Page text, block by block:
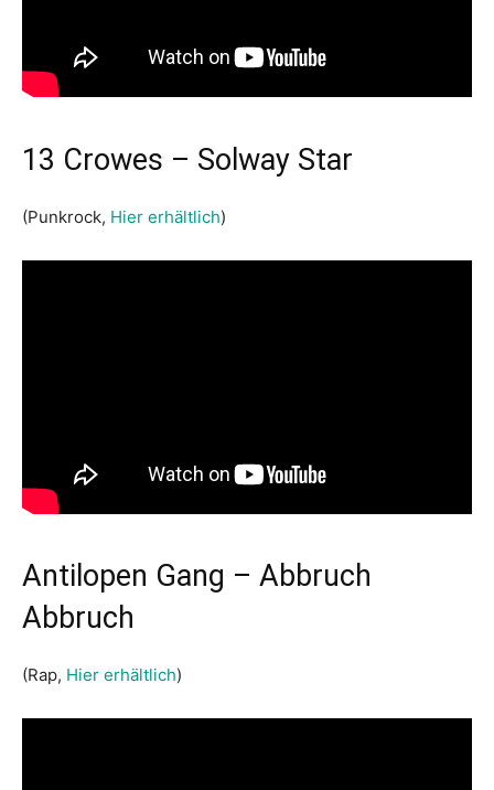
13 Crowes – Solway Star
(Punkrock, Hier erhältlich)
Antilopen Gang – Abbruch
Abbruch
(Rap, Hier erhältlich)